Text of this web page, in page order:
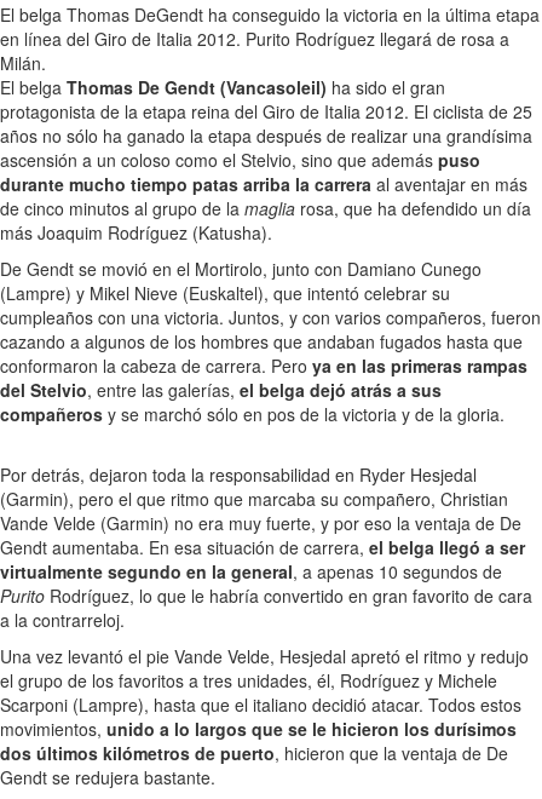
El belga Thomas DeGendt ha conseguido la victoria en la última etapa
en línea del Giro de Italia 2012. Purito Rodríguez llegará de rosa a
Milán.
El belga Thomas De Gendt (Vancasoleil) ha sido el gran
protagonista de la etapa reina del Giro de Italia 2012. El ciclista de 25
años no sólo ha ganado la etapa después de realizar una grandísima
ascensión a un coloso como el Stelvio, sino que además puso
durante mucho tiempo patas arriba la carrera al aventajar en más
de cinco minutos al grupo de la maglia rosa, que ha defendido un día
más Joaquim Rodríguez (Katusha).
De Gendt se movió en el Mortirolo, junto con Damiano Cunego
(Lampre) y Mikel Nieve (Euskaltel), que intentó celebrar su
cumpleaños con una victoria. Juntos, y con varios compañeros, fueron
cazando a algunos de los hombres que andaban fugados hasta que
conformaron la cabeza de carrera. Pero ya en las primeras rampas
del Stelvio, entre las galerías, el belga dejó atrás a sus
compañeros y se marchó sólo en pos de la victoria y de la gloria.
Por detrás, dejaron toda la responsabilidad en Ryder Hesjedal
(Garmin), pero el que ritmo que marcaba su compañero, Christian
Vande Velde (Garmin) no era muy fuerte, y por eso la ventaja de De
Gendt aumentaba. En esa situación de carrera, el belga llegó a ser
virtualmente segundo en la general, a apenas 10 segundos de
Purito Rodríguez, lo que le habría convertido en gran favorito de cara
a la contrarreloj.
Una vez levantó el pie Vande Velde, Hesjedal apretó el ritmo y redujo
el grupo de los favoritos a tres unidades, él, Rodríguez y Michele
Scarponi (Lampre), hasta que el italiano decidió atacar. Todos estos
movimientos, unido a lo largos que se le hicieron los durísimos
dos últimos kilómetros de puerto, hicieron que la ventaja de De
Gendt se redujera bastante.